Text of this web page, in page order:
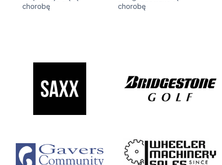
chorobę
chorobę